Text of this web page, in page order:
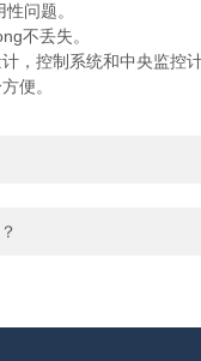
问题。
不丢失。
控制系统和中央监控计
便。